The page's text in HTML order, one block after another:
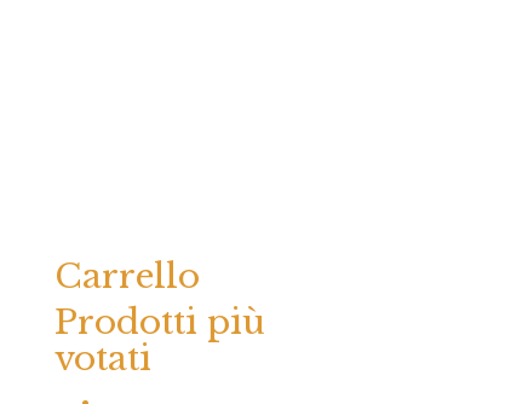
Carrello
Prodotti più
votati